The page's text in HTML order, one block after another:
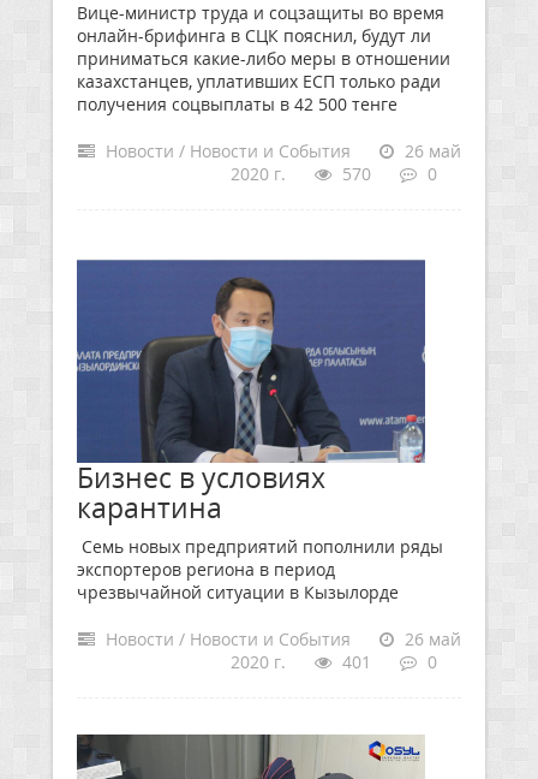
Вице-министр труда и соцзащиты во время
онлайн-брифинга в СЦК пояснил, будут ли
приниматься какие-либо меры в отношении
казахстанцев, уплативших ЕСП только ради
получения соцвыплаты в 42 500 тенге
Новости / Новости и События
26 май
2020 г.
570 0
Бизнес в условиях
карантина
Семь новых предприятий пополнили ряды
экспортеров региона в период
чрезвычайной ситуации в Кызылорде
Новости / Новости и События
26 май
2020 г.
401 0